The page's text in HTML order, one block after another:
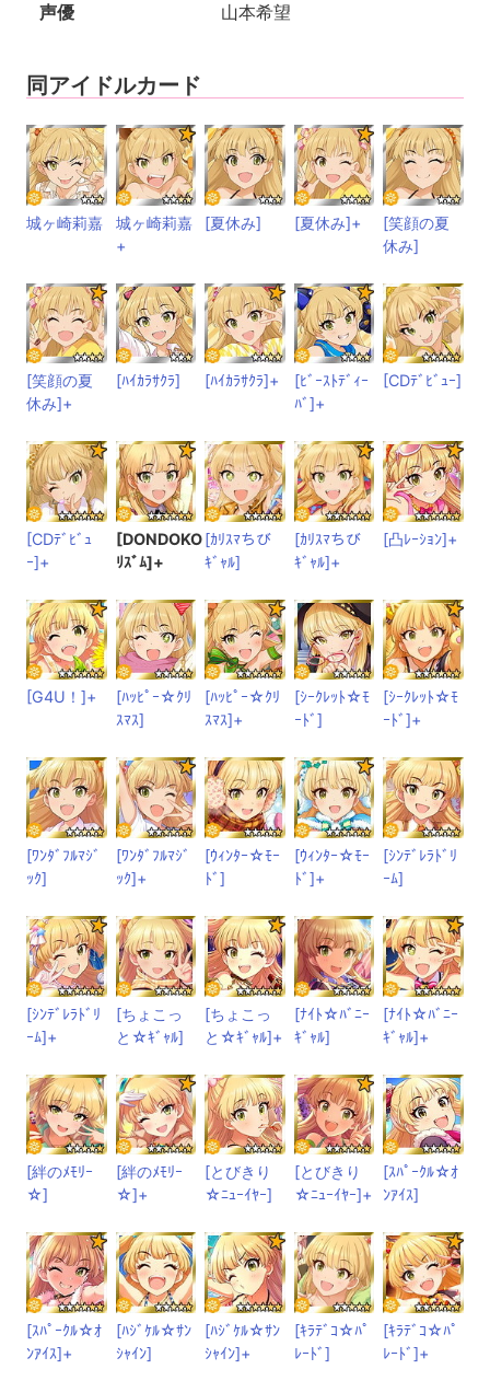
声優 山本希望
同アイドルカード
城ヶ崎莉嘉
城ヶ崎莉嘉
+
[夏休み] [夏休み]+
[笑顔の夏
休み]
[笑顔の夏
休み]+
[ﾊｲｶﾗｻｸﾗ] [ﾊｲｶﾗｻｸﾗ]+
[ﾋﾞｰｽﾄﾃﾞｨｰ
ﾊﾞ]+
[CDﾃﾞﾋﾞｭｰ]
[CDﾃﾞﾋﾞｭ
ｰ]+
[DONDOKO
ﾘｽﾞﾑ]+
[ｶﾘｽﾏちび
ｷﾞｬﾙ]
[ｶﾘｽﾏちび
ｷﾞｬﾙ]+
[凸ﾚｰｼｮﾝ]+
[G4U！]+
[ﾊｯﾋﾟｰ☆ｸﾘ
ｽﾏｽ]
[ﾊｯﾋﾟｰ☆ｸﾘ
ｽﾏｽ]+
[ｼｰｸﾚｯﾄ☆ﾓ
ｰﾄﾞ]
[ｼｰｸﾚｯﾄ☆ﾓ
ｰﾄﾞ]+
[ﾜﾝﾀﾞﾌﾙﾏｼﾞ
ｯｸ]
[ﾜﾝﾀﾞﾌﾙﾏｼﾞ
ｯｸ]+
[ｳｨﾝﾀｰ☆ﾓｰ
ﾄﾞ]
[ｳｨﾝﾀｰ☆ﾓｰ
ﾄﾞ]+
[ｼﾝﾃﾞﾚﾗﾄﾞﾘ
ｰﾑ]
[ｼﾝﾃﾞﾚﾗﾄﾞﾘ
ｰﾑ]+
[ちょこっ
と☆ｷﾞｬﾙ]
[ちょこっ
と☆ｷﾞｬﾙ]+
[ﾅｲﾄ☆ﾊﾞﾆｰ
ｷﾞｬﾙ]
[ﾅｲﾄ☆ﾊﾞﾆｰ
ｷﾞｬﾙ]+
[絆のﾒﾓﾘｰ
☆]
[絆のﾒﾓﾘｰ
☆]+
[とびきり
☆ﾆｭｰｲﾔｰ]
[とびきり
☆ﾆｭｰｲﾔｰ]+
[ｽﾊﾟｰｸﾙ☆ｵ
ﾝｱｲｽ]
[ｽﾊﾟｰｸﾙ☆ｵ
ﾝｱｲｽ]+
[ﾊｼﾞｹﾙ☆ｻﾝ
ｼｬｲﾝ]
[ﾊｼﾞｹﾙ☆ｻﾝ
ｼｬｲﾝ]+
[ｷﾗﾃﾞｺ☆ﾊﾟ
ﾚｰﾄﾞ]
[ｷﾗﾃﾞｺ☆ﾊﾟ
ﾚｰﾄﾞ]+